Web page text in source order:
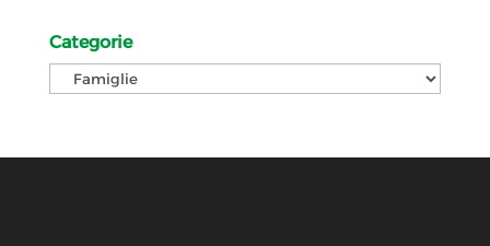
Categorie
Categorie